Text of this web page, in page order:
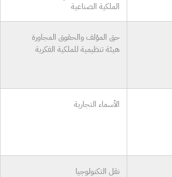
الملكية الصناعية
حق المؤلف والحقوق المجاورة
هيئة تنظيمية للملكية الفكرية
الأسماء التجارية
نقل التكنولوجيا